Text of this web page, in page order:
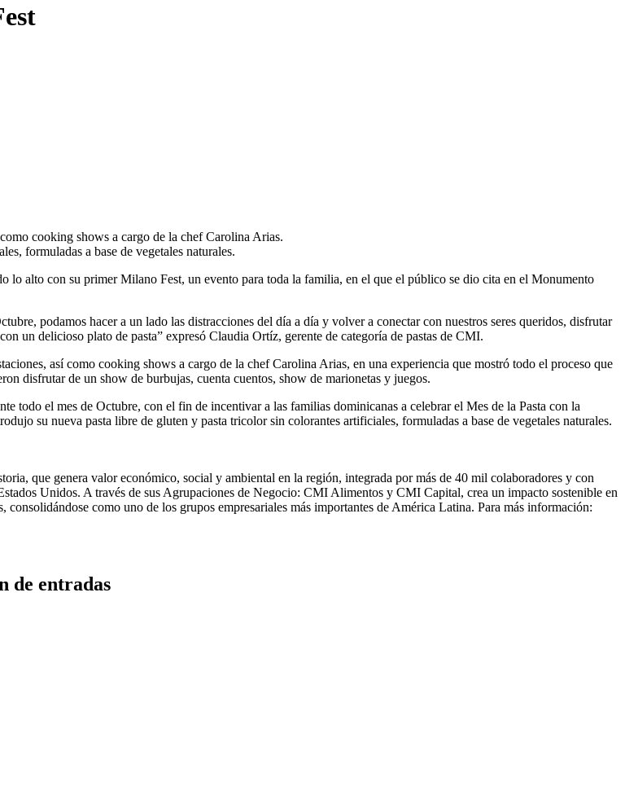
cooking shows a cargo de la chef Carolina Arias.
formuladas a base de vegetales naturales.
lo alto con su primer Milano Fest, un evento para toda la familia, en el que el público se dio cita en el Monumento
podamos hacer a un lado las distracciones del día a día y volver a conectar con nuestros seres queridos, disfrutar
un delicioso plato de pasta” expresó Claudia Ortíz, gerente de categoría de pastas de CMI.
así como cooking shows a cargo de la chef Carolina Arias, en una experiencia que mostró todo el proceso que
disfrutar de un show de burbujas, cuenta cuentos, show de marionetas y juegos.
todo el mes de Octubre, con el fin de incentivar a las familias dominicanas a celebrar el Mes de la Pasta con la
su nueva pasta libre de gluten y pasta tricolor sin colorantes artificiales, formuladas a base de vegetales naturales.
que genera valor económico, social y ambiental en la región, integrada por más de 40 mil colaboradores y con
Unidos. A través de sus Agrupaciones de Negocio: CMI Alimentos y CMI Capital, crea un impacto sostenible en
como uno de los grupos empresariales más importantes de América Latina. Para más información:
de entradas